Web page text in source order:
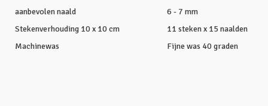
aanbevolen naald
6 - 7 mm
Stekenverhouding 10 x 10 cm
11 steken x 15 naalden
Machinewas
Fijne was 40 graden